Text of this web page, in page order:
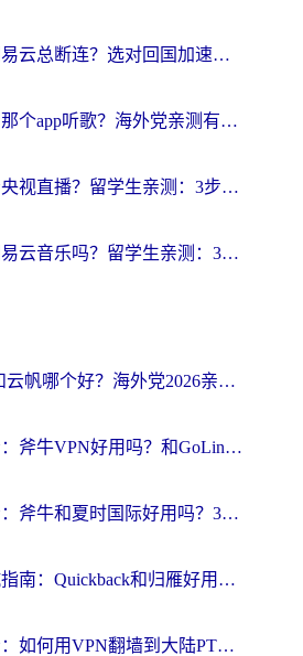
在海外听网易云总断连？选对回国加速器，告别地区限制和卡顿
国外可以用那个app听歌？海外党亲测有效的回国加速方案，轻松听国内音乐听书
海外怎么看央视直播？留学生亲测：3步解决版权限制+追剧自由
国外能用网易云音乐吗？留学生亲测：3步解决海外听歌难题
Quickback和云帆哪个好？海外党2026亲测指南：选对加速器大陆工具，无缝刷国内剧玩国服
海外党必看：斧牛VPN好用吗？和GoLinkVPN对比哪个回国效果更好？
海外党必看：斧牛和夏时国际好用吗？3步选对回国加速器，无缝刷国内资源
海外党踩坑指南：Quickback和归雁好用吗？选对加速器才能无缝刷国内资源
海外党必看：如何用VPN翻墙到大陆PTT？一篇解决你所有回国加速痛点